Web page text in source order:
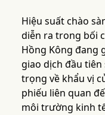
Hiệu suất chào
diễn ra trong bối
Hồng Kông đang
giao dịch đầu
trọng về khẩu vị
phiếu liên quan
môi trường kinh